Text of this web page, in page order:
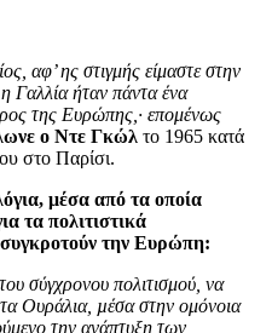
αφ’ ης στιγμής είμαστε στην
Γαλλία ήταν πάντα ένα
της Ευρώπης,· επομένως
ο Ντε Γκώλ το 1965 κατά
στο Παρίσι.
μέσα από τα οποία
τα πολιτιστικά
την Ευρώπη:
σύγχρονου πολιτισμού, να
Ουράλια, µέσα στην ομόνοια
την ανάπτυξη των